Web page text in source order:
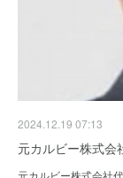
2024.12.19 07:13
元カルビー株式